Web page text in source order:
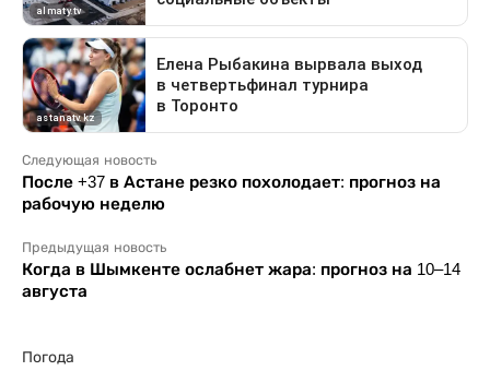
Следующая новость
После +37 в Астане резко похолодает: прогноз на
рабочую неделю
Предыдущая новость
Когда в Шымкенте ослабнет жара: прогноз на 10–14
августа
Погода